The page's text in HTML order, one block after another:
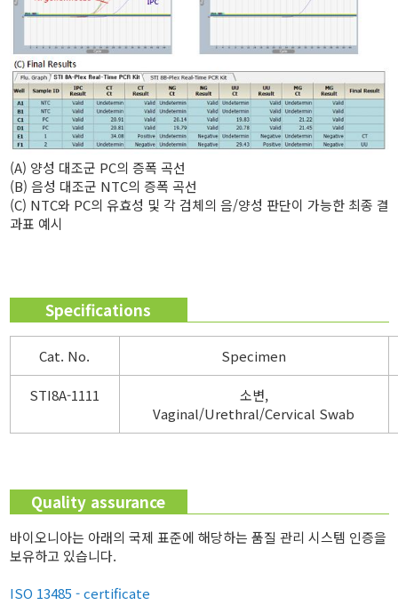
(A) 양성 대조군 PC의 증폭 곡선
(B) 음성 대조군 NTC의 증폭 곡선
(C) NTC와 PC의 유효성 및 각 검체의 음/양성 판단이 가능한 최종 결
과표 예시
Specifications
Cat. No. Specimen
STI8A-1111
소변,
Vaginal/Urethral/Cervical Swab
Quality assurance
바이오니아는 아래의 국제 표준에 해당하는 품질 관리 시스템 인증을
보유하고 있습니다.
ISO 13485 - certificate